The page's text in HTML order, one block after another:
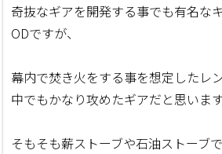
奇抜なギアを開発する事でも有名な
ODですが、
幕内で焚き火をする事を想定したレ
中でもかなり攻めたギアだと思います
そもそも薪ストーブや石油ストーブ